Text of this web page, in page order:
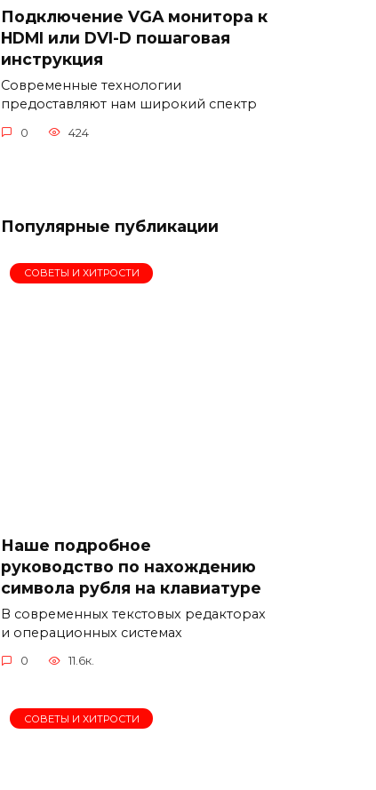
Подключение VGA монитора к
HDMI или DVI-D пошаговая
инструкция
Современные технологии
предоставляют нам широкий спектр
0 424
Популярные публикации
СОВЕТЫ И ХИТРОСТИ
Наше подробное
руководство по нахождению
символа рубля на клавиатуре
В современных текстовых редакторах
и операционных системах
0 11.6к.
СОВЕТЫ И ХИТРОСТИ